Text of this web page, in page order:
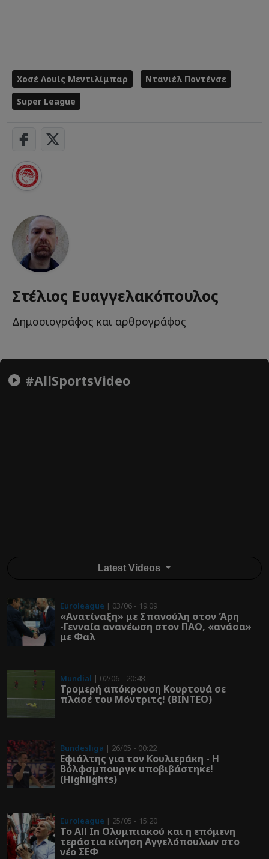
Χοσέ Λουίς Μεντιλίμπαρ
Ντανιέλ Ποντένσε
Super League
Στέλιος Ευαγγελακόπουλος
Δημοσιογράφος και αρθρογράφος
#AllSportsVideo
Latest Videos
Euroleague | 03/06 - 19:09
«Ανατίναξη» με Σπανούλη στον Άρη
-Γενναία ανανέωση στον ΠΑΟ, «ανάσα»
με Φαλ
Mundial | 02/06 - 20:48
Τρομερή απόκρουση Κουρτουά σε
πλασέ του Μόντριτς! (ΒΙΝΤΕΟ)
Bundesliga | 26/05 - 00:22
Εφιάλτης για τον Κουλιεράκη - Η
Βόλφσμπουργκ υποβιβάστηκε!
(Highlights)
Euroleague | 25/05 - 15:20
Το All In Ολυμπιακού και η επόμενη
τεράστια κίνηση Αγγελόπουλων στο
νέο ΣΕΦ